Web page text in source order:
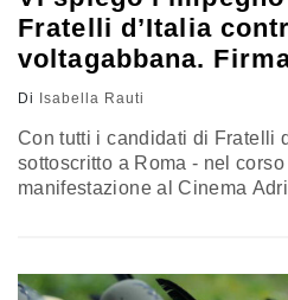
Fratelli d’Italia
voltagabbana.
Di Isabella Rauti
Con tutti i candidati di Fratelli
sottoscritto a Roma - nel
manifestazione al Cinema
condiviso 10 punti